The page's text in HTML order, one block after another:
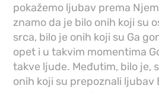
pokažemo ljubav prema
znamo da je bilo onih koji su
srca, bilo je onih koji su Ga
opet i u takvim momentima
takve ljude. Međutim, bilo je,
onih koji su prepoznali ljubav